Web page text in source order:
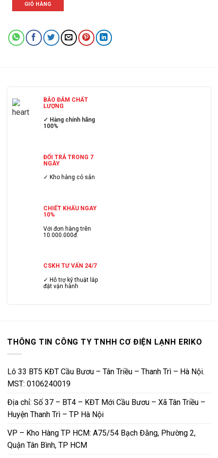
GIỎ HÀNG
BẢO ĐẢM CHẤT
LƯỢNG
✓ Hàng chính hãng
100%
ĐỔI TRẢ TRONG 7
NGÀY
✓ Kho hàng có sẳn
CHIẾT KHẤU NGAY
10%
Với đơn hàng trên
10.000.000đ.
CSKH TƯ VẤN 24/7
✓ Hỗ trợ kỹ thuật lắp
đặt vận hành
THÔNG TIN CÔNG TY TNHH CƠ ĐIỆN LẠNH ERIKO
Lô 33 BT5 KĐT Cầu Bươu – Tân Triều – Thanh Trì – Hà Nội.
MST: 0106240019
Địa chỉ: Số 37 – BT4 – KĐT Mới Cầu Bươu – Xã Tân Triều –
Huyện Thanh Trì – TP Hà Nội
VP – Kho Hàng TP HCM: A75/54 Bạch Đằng, Phường 2,
Quận Tân Bình, TP HCM